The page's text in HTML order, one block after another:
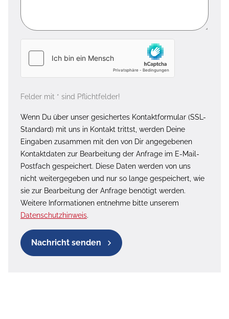
Felder mit * sind Pflichtfelder!
Wenn Du über unser gesichertes Kontaktformular (SSL-
Standard) mit uns in Kontakt trittst, werden Deine
Eingaben zusammen mit den von Dir angegebenen
Kontaktdaten zur Bearbeitung der Anfrage im E-Mail-
Postfach gespeichert. Diese Daten werden von uns
nicht weitergegeben und nur so lange gespeichert, wie
sie zur Bearbeitung der Anfrage benötigt werden.
Weitere Informationen entnehme bitte unserem
Datenschutzhinweis.
Nachricht senden